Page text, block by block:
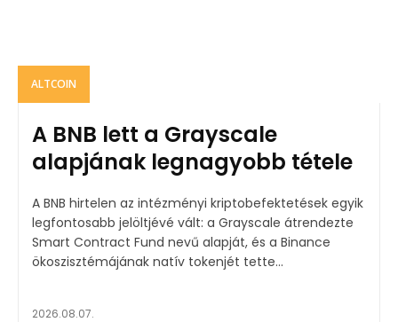
ALTCOIN
A BNB lett a Grayscale
alapjának legnagyobb tétele
A BNB hirtelen az intézményi kriptobefektetések egyik
legfontosabb jelöltjévé vált: a Grayscale átrendezte
Smart Contract Fund nevű alapját, és a Binance
ökoszisztémájának natív tokenjét tette...
2026.08.07.